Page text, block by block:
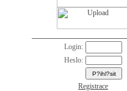
Login:
Heslo:
Registrace